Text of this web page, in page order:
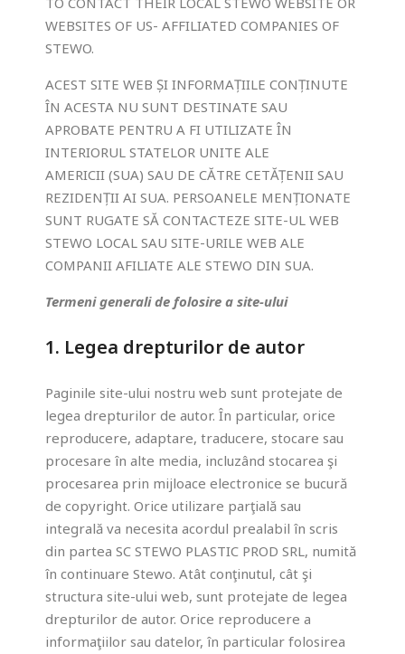
WEBSITES OF US- AFFILIATED COMPANIES OF
STEWO.
ACEST SITE WEB ȘI INFORMAȚIILE CONȚINUTE
ÎN ACESTA NU SUNT DESTINATE SAU
APROBATE PENTRU A FI UTILIZATE ÎN
INTERIORUL STATELOR UNITE ALE
AMERICII (SUA) SAU DE CĂTRE CETĂȚENII SAU
REZIDENȚII AI SUA. PERSOANELE MENȚIONATE
SUNT RUGATE SĂ CONTACTEZE SITE-UL WEB
STEWO LOCAL SAU SITE-URILE WEB ALE
COMPANII AFILIATE ALE STEWO DIN SUA.
Termeni generali de folosire a site-ului
1. Legea drepturilor de autor
Paginile site-ului nostru web sunt protejate de
legea drepturilor de autor. În particular, orice
reproducere, adaptare, traducere, stocare sau
procesare în alte media, incluzând stocarea şi
procesarea prin mijloace electronice se bucură
de copyright. Orice utilizare parţială sau
integrală va necesita acordul prealabil în scris
din partea SC STEWO PLASTIC PROD SRL, numită
în continuare Stewo. Atât conţinutul, cât şi
structura site-ului web, sunt protejate de legea
drepturilor de autor. Orice reproducere a
informaţiilor sau datelor, în particular folosirea
pot fi
dezactivate.
Marketing
Împărtășind
cu noi
modul în care
folosiți site-ul
vă îmbunătățiți
șansele de a
și oferte
personalizate.